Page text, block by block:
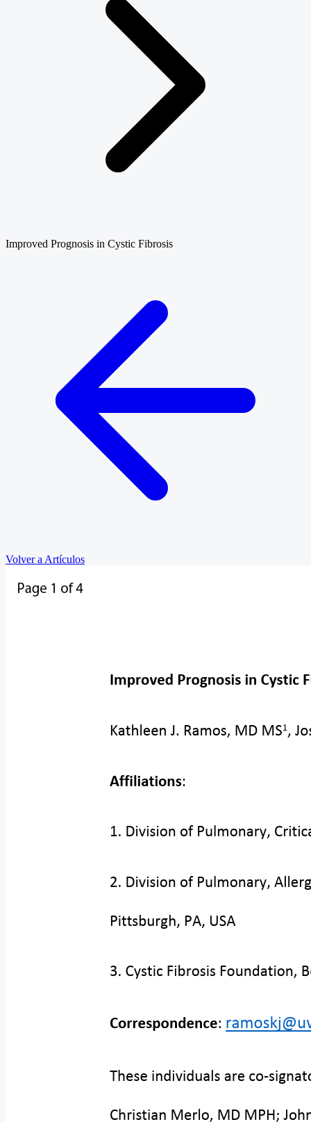
Improved Prognosis in Cystic Fibrosis
Volver a Artículos